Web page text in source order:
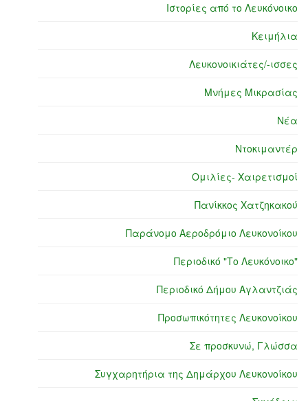
Ιστορίες από το Λευκόνοικο
Κειμήλια
Λευκονοικιάτες/-ισσες
Μνήμες Μικρασίας
Νέα
Ντοκιμαντέρ
Ομιλίες- Χαιρετισμοί
Πανίκκος Χατζηκακού
Παράνομο Αεροδρόμιο Λευκονοίκου
Περιοδικό "Το Λευκόνοικο"
Περιοδικό Δήμου Αγλαντζιάς
Προσωπικότητες Λευκονοίκου
Σε προσκυνώ, Γλώσσα
Συγχαρητήρια της Δημάρχου Λευκονοίκου